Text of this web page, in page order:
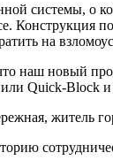
системы, о
Конструкция
на
наш новый
Quick-Block
житель